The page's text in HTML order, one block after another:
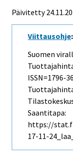
Päivitetty
Viittausohje:
Suomen
ISSN=1796-
Saantitapa:
https://
17-11-